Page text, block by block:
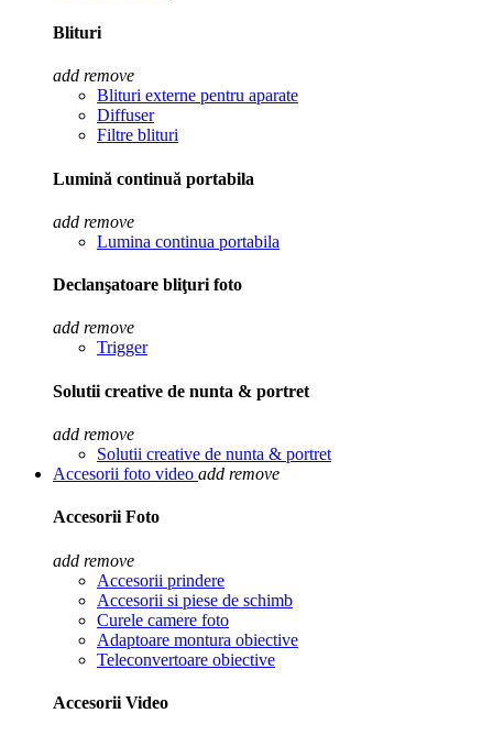
Blituri
add remove
Blituri externe pentru aparate
Diffuser
Filtre blituri
Lumină continuă portabila
add remove
Lumina continua portabila
Declanşatoare bliţuri foto
add remove
Trigger
Solutii creative de nunta & portret
add remove
Solutii creative de nunta & portret
Accesorii foto video add remove
Accesorii Foto
add remove
Accesorii prindere
Accesorii si piese de schimb
Curele camere foto
Adaptoare montura obiective
Teleconvertoare obiective
Accesorii Video